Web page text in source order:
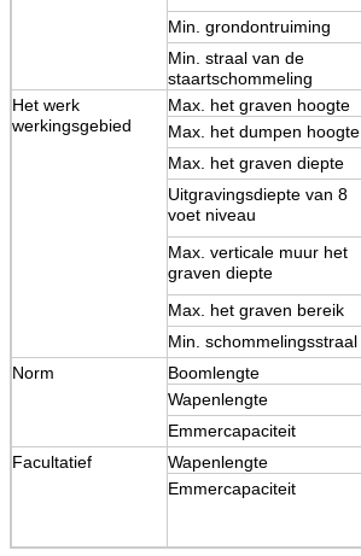
Min. grondontruiming
Min. straal van de
staartschommeling
Het werk
werkingsgebied
Max. het graven hoogte
Max. het dumpen hoogte
Max. het graven diepte
Uitgravingsdiepte van 8
voet niveau
Max. verticale muur het
graven diepte
Max. het graven bereik
Min. schommelingsstraal
Norm
Boomlengte
Wapenlengte
Emmercapaciteit
Facultatief
Wapenlengte
Emmercapaciteit